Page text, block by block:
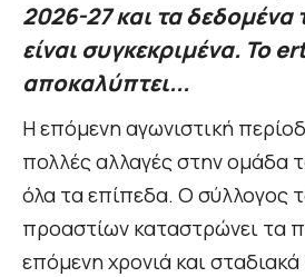
2026-27 και τα
είναι συγκεκριμένα. Το
αποκαλύπτει...
Η επόμενη αγωνιστική
πολλές αλλαγές στην ομάδα
όλα τα επίπεδα. Ο σύλλογος
προαστίων καταστρώνει τα
επόμενη χρονιά και